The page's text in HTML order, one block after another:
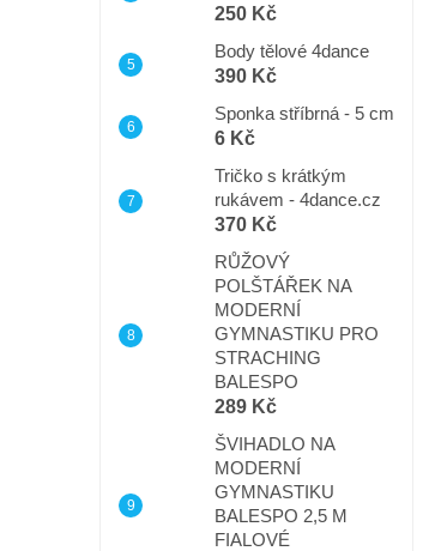
250 Kč
Body tělové 4dance
390 Kč
Sponka stříbrná - 5 cm
6 Kč
Tričko s krátkým
rukávem - 4dance.cz
370 Kč
RŮŽOVÝ
POLŠTÁŘEK NA
MODERNÍ
GYMNASTIKU PRO
STRACHING
BALESPO
289 Kč
ŠVIHADLO NA
MODERNÍ
GYMNASTIKU
BALESPO 2,5 M
FIALOVÉ